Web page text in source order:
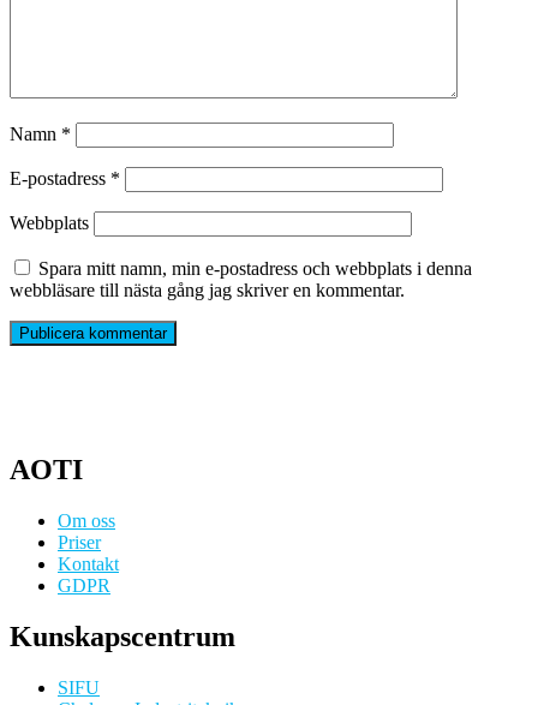
Namn *
E-postadress *
Webbplats
Spara mitt namn, min e-postadress och webbplats i denna
webbläsare till nästa gång jag skriver en kommentar.
AOTI
Om oss
Priser
Kontakt
GDPR
Kunskapscentrum
SIFU